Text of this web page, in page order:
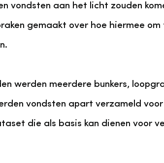
vondsten aan het licht zouden
gemaakt over hoe hiermee
werden meerdere bunkers,
vondsten apart verzameld
die als basis kan dienen voor